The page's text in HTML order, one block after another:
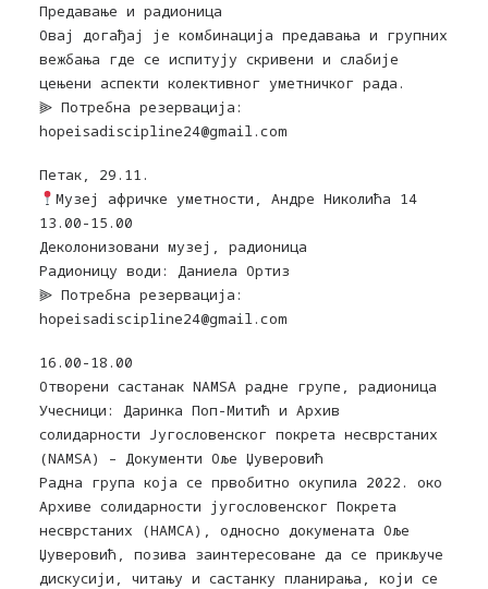
Предавање и радионица
Овај догађај је комбинација предавања и групних
вежбања где се испитују скривени и слабије
цењени аспекти колективног уметничког рада.
⫸ Потребна резервација:
hopeisadiscipline24@gmail.com
Петак, 29.11.
Музеј афричке уметности, Андре Николића 14
13.00-15.00
Деколонизовани музеј, радионица
Радионицу води: Даниела Ортиз
⫸ Потребна резервација:
hopeisadiscipline24@gmail.com
16.00-18.00
Отворени састанак NAMSA радне групе, радионица
Учесници: Даринка Поп-Митић и Архив
солидарности Југословенског покрета несврстаних
(NAMSA) – Документи Оље Џуверовић
Радна група која се првобитно окупила 2022. око
Архиве солидарности југословенског Покрета
несврстаних (НАМСА), односно докумената Оље
Џуверовић, позива заинтересоване да се прикључе
дискусији, читању и састанку планирања, који се